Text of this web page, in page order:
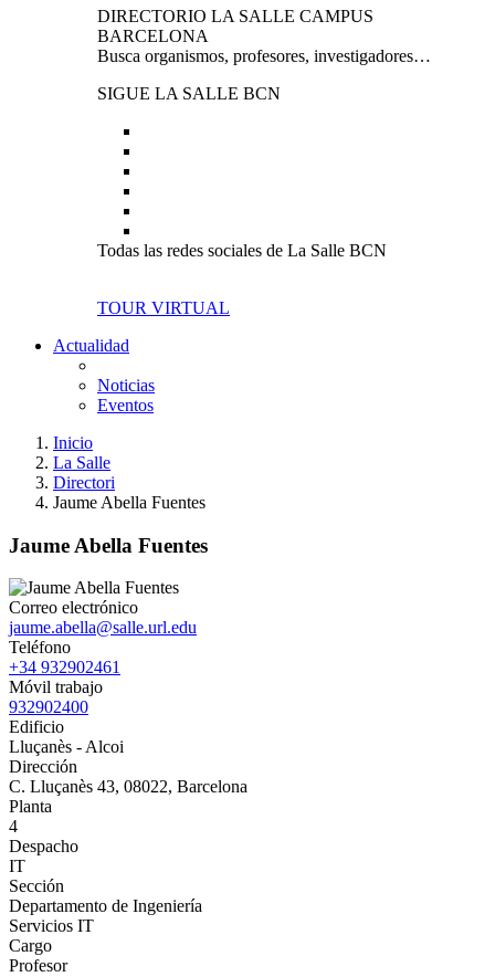
DIRECTORIO LA SALLE CAMPUS
BARCELONA
Busca organismos, profesores, investigadores…
SIGUE LA SALLE BCN
Todas las redes sociales de La Salle BCN
TOUR VIRTUAL
Actualidad
Noticias
Eventos
Inicio
La Salle
Directori
Jaume Abella Fuentes
Jaume Abella Fuentes
Correo electrónico
jaume.abella@salle.url.edu
Teléfono
+34 932902461
Móvil trabajo
932902400
Edificio
Lluçanès - Alcoi
Dirección
C. Lluçanès 43, 08022, Barcelona
Planta
4
Despacho
IT
Sección
Departamento de Ingeniería
Servicios IT
Cargo
Profesor